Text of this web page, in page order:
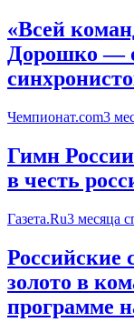
«Всей
Дорошко —
Чемпионат.com3
Гимн
в честь
Газета.Ru3 месяца
Российские
золото в
программе